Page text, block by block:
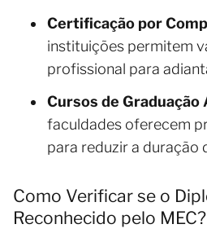
Certificação por
instituições permitem
profissional para
Cursos de Graduação
faculdades oferecem
para reduzir a duração
Como Verificar se o
Reconhecido pelo MEC?